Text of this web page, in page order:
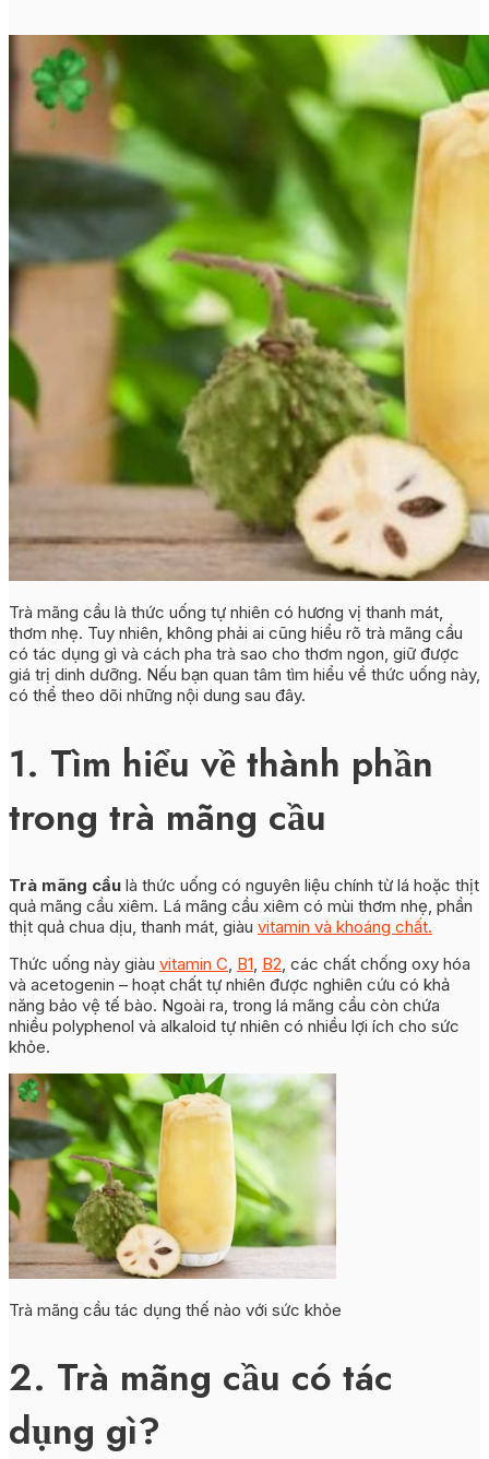
Trà mãng cầu là thức uống tự nhiên có hương vị thanh mát,
thơm nhẹ. Tuy nhiên, không phải ai cũng hiểu rõ trà mãng cầu
có tác dụng gì và cách pha trà sao cho thơm ngon, giữ được
giá trị dinh dưỡng. Nếu bạn quan tâm tìm hiểu về thức uống này,
có thể theo dõi những nội dung sau đây.
1. Tìm hiểu về thành phần
trong trà mãng cầu
Trà mãng cầu là thức uống có nguyên liệu chính từ lá hoặc thịt
quả mãng cầu xiêm. Lá mãng cầu xiêm có mùi thơm nhẹ, phần
thịt quả chua dịu, thanh mát, giàu vitamin và khoáng chất.
Thức uống này giàu vitamin C B1 B2 , các chất chống oxy hóa
và acetogenin – hoạt chất tự nhiên được nghiên cứu có khả
năng bảo vệ tế bào. Ngoài ra, trong lá mãng cầu còn chứa
nhiều polyphenol và alkaloid tự nhiên có nhiều lợi ích cho sức
khỏe.
Trà mãng cầu tác dụng thế nào với sức khỏe
2. Trà mãng cầu có tác
dụng gì?